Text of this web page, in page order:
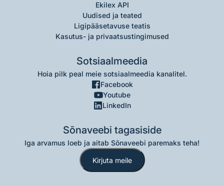
Ekilex API
Uudised ja teated
Ligipääsetavuse teatis
Kasutus- ja privaatsustingimused
Sotsiaalmeedia
Hoia pilk peal meie sotsiaalmeedia kanalitel.
Facebook
Youtube
LinkedIn
Sõnaveebi tagasiside
Iga arvamus loeb ja aitab Sõnaveebi paremaks teha!
Kirjuta meile